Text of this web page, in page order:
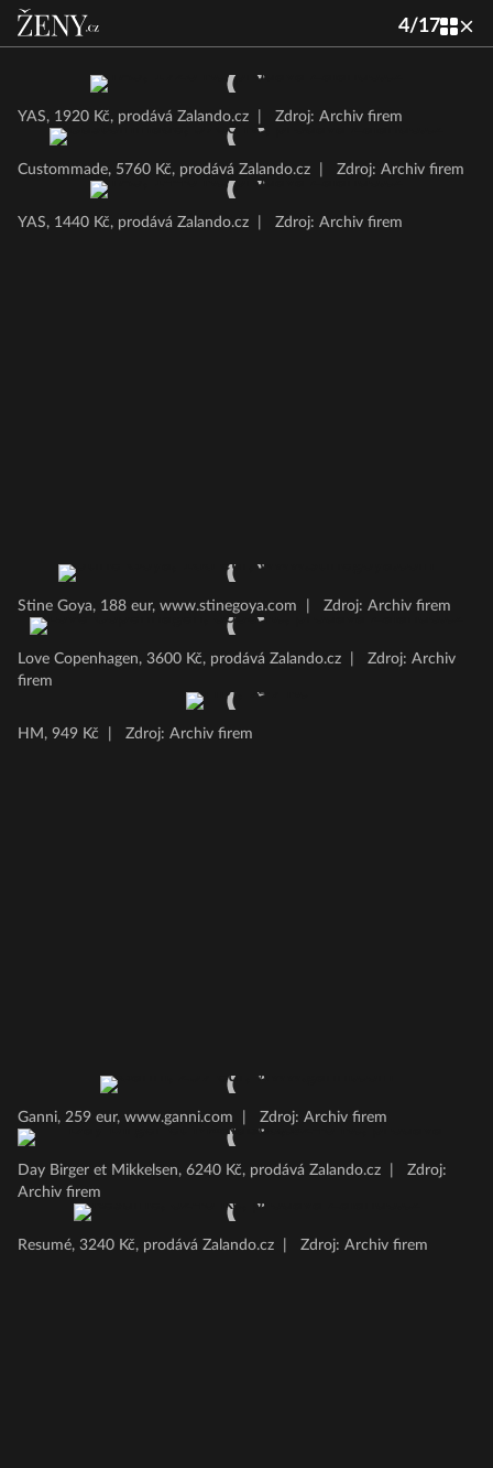
4/17
YAS, 1920 Kč, prodává Zalando.cz Zdroj: Archiv firem
Custommade, 5760 Kč, prodává Zalando.cz Zdroj: Archiv firem
YAS, 1440 Kč, prodává Zalando.cz Zdroj: Archiv firem
Stine Goya, 188 eur, www.stinegoya.com Zdroj: Archiv firem
Love Copenhagen, 3600 Kč, prodává Zalando.cz
Zdroj: Archiv
firem
HM, 949 Kč Zdroj: Archiv firem
Ganni, 259 eur, www.ganni.com Zdroj: Archiv firem
Day Birger et Mikkelsen, 6240 Kč, prodává Zalando.cz
Zdroj:
Archiv firem
Resumé, 3240 Kč, prodává Zalando.cz Zdroj: Archiv firem